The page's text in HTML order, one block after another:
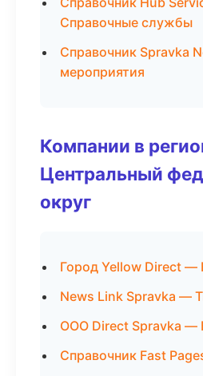
Справочные службы
Справочник Spravka
мероприятия
Компании в
Центральный
округ
Город Yellow Direct —
News Link Spravka —
ООО Direct Spravka —
Справочник Fast